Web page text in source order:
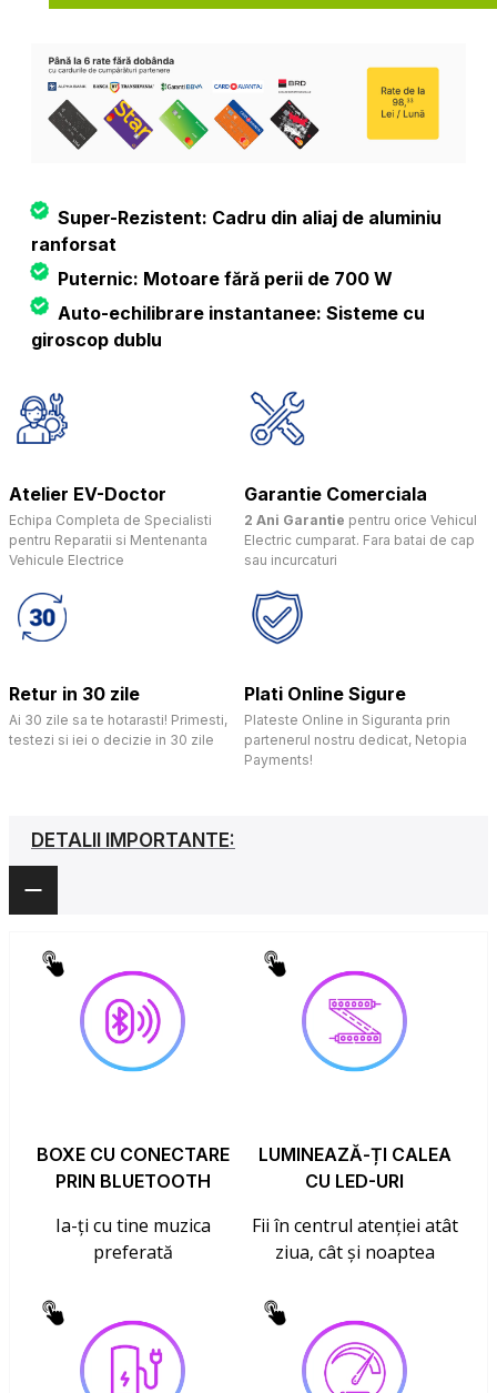
Super-Rezistent: Cadru din aliaj de aluminiu
ranforsat
Puternic: Motoare fără perii de 700 W
Auto-echilibrare instantanee: Sisteme cu
giroscop dublu
Atelier EV-Doctor
Echipa Completa de Specialisti
pentru Reparatii si Mentenanta
Vehicule Electrice
Garantie Comerciala
2 Ani Garantie pentru orice Vehicul
Electric cumparat. Fara batai de cap
sau incurcaturi
Retur in 30 zile
Ai 30 zile sa te hotarasti! Primesti,
testezi si iei o decizie in 30 zile
Plati Online Sigure
Plateste Online in Siguranta prin
partenerul nostru dedicat, Netopia
Payments!
DETALII IMPORTANTE:
BOXE CU CONECTARE
PRIN BLUETOOTH
Ia-ți cu tine muzica
preferată
LUMINEAZĂ-ȚI CALEA
CU LED-URI
Fii în centrul atenției atât
ziua, cât și noaptea